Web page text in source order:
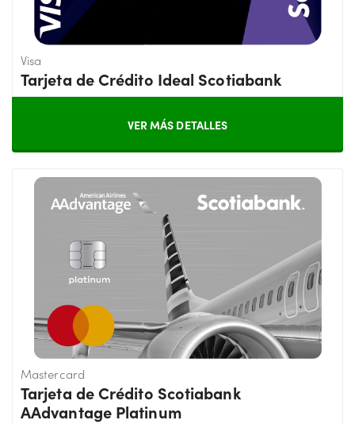
Visa
Tarjeta de Crédito Ideal Scotiabank
VER MÁS DETALLES
Mastercard
Tarjeta de Crédito Scotiabank
AAdvantage Platinum